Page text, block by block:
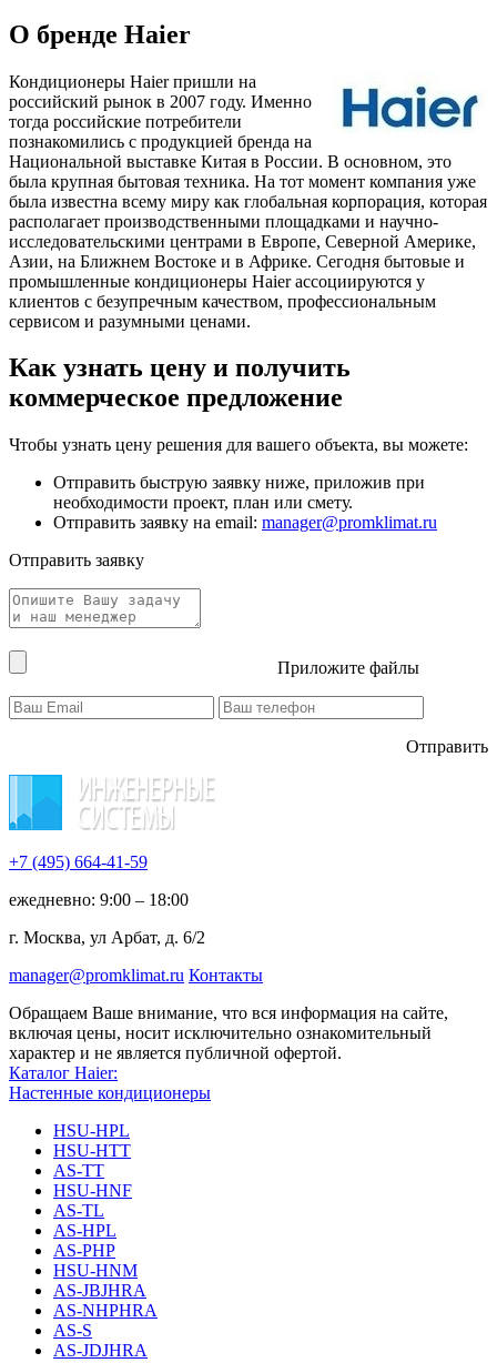
О бренде Haier
Кондиционеры Haier пришли на
российский рынок в 2007 году. Именно
тогда российские потребители
познакомились с продукцией бренда на
Национальной выставке Китая в России. В основном, это
была крупная бытовая техника. На тот момент компания уже
была известна всему миру как глобальная корпорация, которая
располагает производственными площадками и научно-
исследовательскими центрами в Европе, Северной Америке,
Азии, на Ближнем Востоке и в Африке. Сегодня бытовые и
промышленные кондиционеры Haier ассоциируются у
клиентов с безупречным качеством, профессиональным
сервисом и разумными ценами.
Как узнать цену и получить
коммерческое предложение
Чтобы узнать цену решения для вашего объекта, вы можете:
Отправить быструю заявку ниже, приложив при
необходимости проект, план или смету.
Отправить заявку на email: manager@promklimat.ru
Отправить заявку
Приложите файлы
Отправить
+7 (495) 664-41-59
ежедневно: 9:00 – 18:00
г. Москва, ул Арбат, д. 6/2
manager@promklimat.ru Контакты
Обращаем Ваше внимание, что вся информация на сайте,
включая цены, носит исключительно ознакомительный
характер и не является публичной офертой.
Каталог Haier:
Настенные кондиционеры
HSU-HPL
HSU-HTT
AS-TT
HSU-HNF
AS-TL
AS-HPL
AS-PHP
HSU-HNM
AS-JBJHRA
AS-NHPHRA
AS-S
AS-JDJHRA